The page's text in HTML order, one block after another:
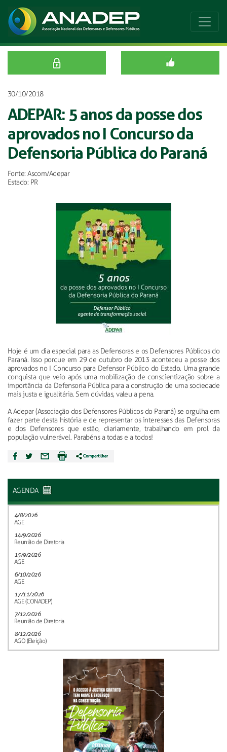
30/10/2018
ADEPAR: 5 anos da posse dos
aprovados no I Concurso da
Defensoria Pública do Paraná
Fonte: Ascom/Adepar
Estado: PR
Hoje é um dia especial para as Defensoras e os Defensores Públicos do
Paraná. Isso porque em 29 de outubro de 2013 aconteceu a posse dos
aprovados no I Concurso para Defensor Público do Estado. Uma grande
conquista que veio após uma mobilização de conscientização sobre a
importância da Defensoria Pública para a construção de uma sociedade
mais justa e igualitária. Sem dúvidas, valeu a pena.
A Adepar (Associação dos Defensores Públicos do Paraná) se orgulha em
fazer parte desta história e de representar os interesses das Defensoras
e dos Defensores que estão, diariamente, trabalhando em prol da
população vulnerável. Parabéns a todas e a todos!
AGENDA
4/8/2026
AGE
14/9/2026
Reunião de Diretoria
15/9/2026
AGE
6/10/2026
AGE
17/11/2026
AGE (CONADEP)
7/12/2026
Reunião de Diretoria
8/12/2026
AGO (Eleição)